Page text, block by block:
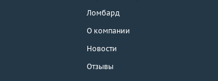
Ломбард
О компании
Новости
Отзывы